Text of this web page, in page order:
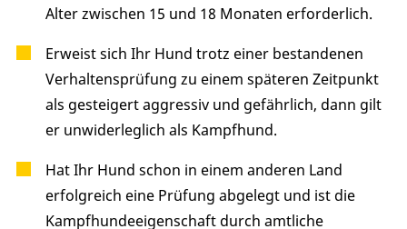
Alter zwischen 15 und 18 Monaten erforderlich.
Erweist sich Ihr Hund trotz einer bestandenen
Verhaltensprüfung zu einem späteren Zeitpunkt
als gesteigert aggressiv und gefährlich, dann gilt
er unwiderleglich als Kampfhund.
Hat Ihr Hund schon in einem anderen Land
erfolgreich eine Prüfung abgelegt und ist die
Kampfhundeeigenschaft durch amtliche